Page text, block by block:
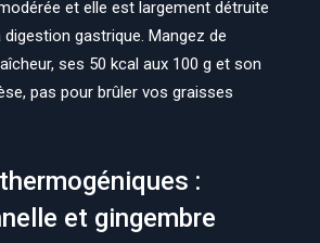
et elle est largement détruite
gastrique. Mangez de
ses 50 kcal aux 100 g et son
pas pour brûler vos graisses
:
et gingembre